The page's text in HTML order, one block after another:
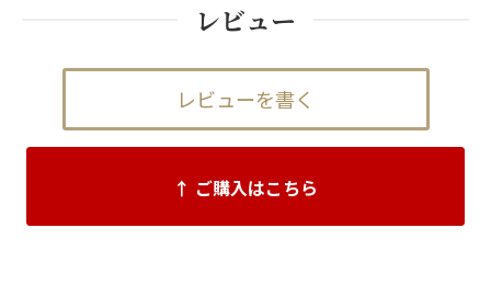
レビュー
レビューを書く
↑ ご購入はこちら